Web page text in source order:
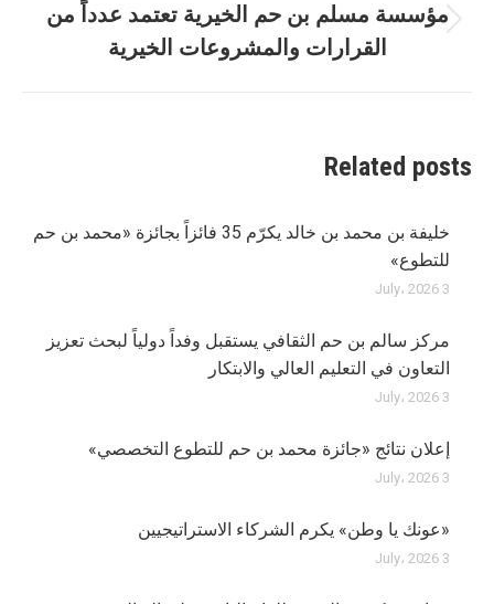
Next
post:
مؤسسة مسلم بن حم الخيرية تعتمد عدداً من
القرارات والمشروعات الخيرية
Related posts
خليفة بن محمد بن خالد يكرّم 35 فائزاً بجائزة «محمد بن حم
للتطوع»
3 July، 2026
مركز سالم بن حم الثقافي يستقبل وفداً دولياً لبحث تعزيز
التعاون في التعليم العالي والابتكار
3 July، 2026
إعلان نتائج «جائزة محمد بن حم للتطوع التخصصي»
3 July، 2026
«عونك يا وطن» يكرم الشركاء الاستراتيجيين
3 July، 2026